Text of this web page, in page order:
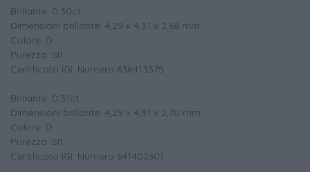
Brillante: 0,30ct.
Dimensioni brillante: 4,29 x 4,31 x 2,68 mm
Colore: D
Purezza: SI1
Certificato IGI: Numero 638413575
Brillante: 0,31ct.
Dimensioni brillante: 4,29 x 4,31 x 2,70 mm
Colore: D
Purezza: SI1
Certificato IGI: Numero 641402601